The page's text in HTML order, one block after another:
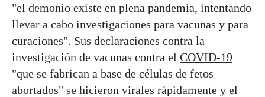
"el demonio existe en plena pandemia, intentando
llevar a cabo investigaciones para vacunas y para
curaciones". Sus declaraciones contra la
investigación de vacunas contra el COVID-19
"que se fabrican a base de células de fetos
abortados" se hicieron virales rápidamente y el